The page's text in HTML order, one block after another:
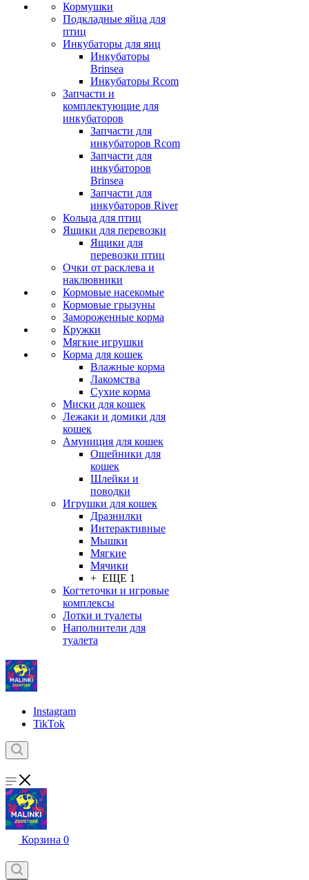
Кормушки
Подкладные яйца для
птиц
Инкубаторы для яиц
Инкубаторы
Brinsea
Инкубаторы Rcom
Запчасти и
комплектующие для
инкубаторов
Запчасти для
инкубаторов Rcom
Запчасти для
инкубаторов
Brinsea
Запчасти для
инкубаторов River
Кольца для птиц
Ящики для перевозки
Ящики для
перевозки птиц
Очки от расклева и
наклювники
Кормовые насекомые
Кормовые грызуны
Замороженные корма
Кружки
Мягкие игрушки
Корма для кошек
Влажные корма
Лакомства
Сухие корма
Миски для кошек
Лежаки и домики для
кошек
Амуниция для кошек
Ошейники для
кошек
Шлейки и
поводки
Игрушки для кошек
Дразнилки
Интерактивные
Мышки
Мягкие
Мячики
+ ЕЩЕ 1
Когтеточки и игровые
комплексы
Лотки и туалеты
Наполнители для
туалета
Instagram
TikTok
Корзина 0